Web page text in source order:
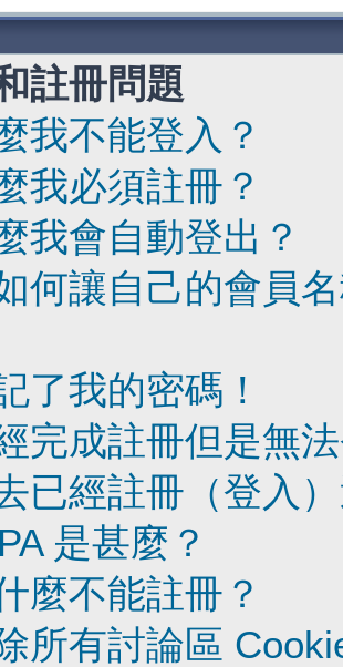
註冊問題
我不能登入？
我必須註冊？
我會自動登出？
何讓自己的會員
了我的密碼！
完成註冊但是無
已經註冊（登入
是甚麼？
麼不能註冊？
除所有討論區